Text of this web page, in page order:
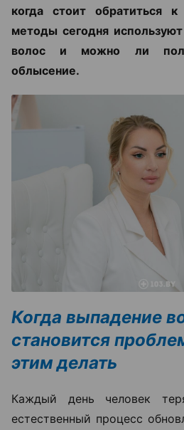
когда стоит обратиться к
методы сегодня
волос и можно ли
облысение.
Когда выпадение
становится
этим делать
Каждый день человек
естественный процесс